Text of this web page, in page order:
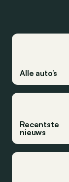
Alle auto’s
Recentste
nieuws